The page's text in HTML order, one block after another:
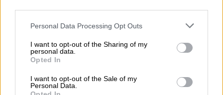
Please note that this website/app uses one or more Google
not limited to your visit or usage behaviour. You may click to
grant or deny consent to Google and its third-party tags to
use your data for below specified purposes in below Google
consent section.
Personal Data Processing Opt Outs
I want to opt-out of the Sharing of my
personal data.
Opted In
I want to opt-out of the Sale of my
Personal Data.
Αθλητισμός|23.09.2022 23:44
Εκρηκτικός Παναθηναϊκός με Εφές,
δείγμα θετικό και για Ολυμπιακό
Λι και Ουόλτερς έκλεψαν την παράσταση,
οργάνωσαν, μοίρασαν κι εκτέλεσαν με